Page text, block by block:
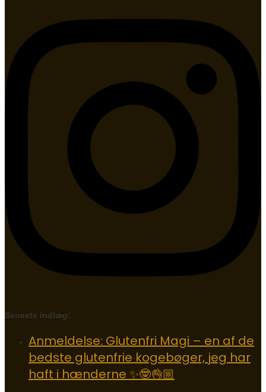
Seneste indlæg:
Anmeldelse: Glutenfri Magi – en af de
bedste glutenfrie kogebøger, jeg har
haft i hænderne ✨🤓👌🏼